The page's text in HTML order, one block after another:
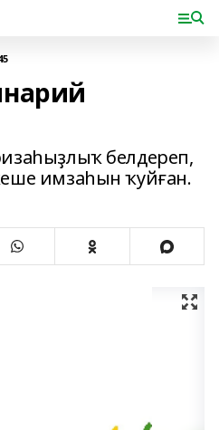
белдереп,
имзаһын ҡуйған.